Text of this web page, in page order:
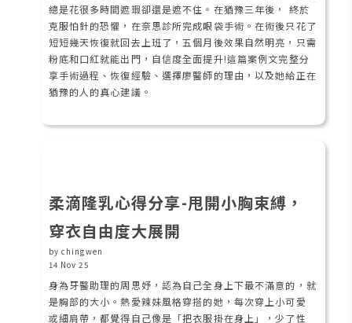
總是花很多時間遮瑕卻還是遮不住。在猶豫三年後， 終於
克服怕針的恐懼，在奈思診所完成眼袋手術。在術後只花了
短短幾天恢復就回去上班了，五個月後效果自然明亮，只需
粉底和口紅就能出門，自信度全面提升!這篇案例文完整分
享手術過程、恢復經驗、選擇廖醫師的理由，以及她給正在
猶豫的人的真心建議。
柔滴隆乳心得分享-甩開小胸束縛，
穿衣自由度大展開
by chingwen
14 Nov 25
身為牙醫助理的周思妤，認為自己全身上下最不滿意的，就
是胸部的大小。熱愛辣妹風格穿搭的她，每次穿上小可愛
或細肩帶，都覺得自己像是「把衣服掛在身上」，少了性